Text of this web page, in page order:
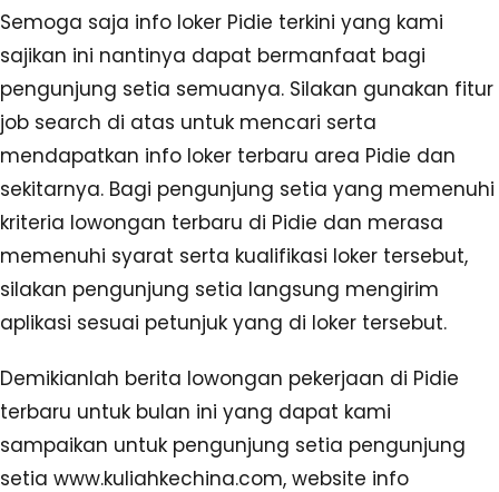
Semoga saja info loker Pidie terkini yang kami
sajikan ini nantinya dapat bermanfaat bagi
pengunjung setia semuanya. Silakan gunakan fitur
job search di atas untuk mencari serta
mendapatkan info loker terbaru area Pidie dan
sekitarnya. Bagi pengunjung setia yang memenuhi
kriteria lowongan terbaru di Pidie dan merasa
memenuhi syarat serta kualifikasi loker tersebut,
silakan pengunjung setia langsung mengirim
aplikasi sesuai petunjuk yang di loker tersebut.
Demikianlah berita lowongan pekerjaan di Pidie
terbaru untuk bulan ini yang dapat kami
sampaikan untuk pengunjung setia pengunjung
setia www.kuliahkechina.com, website info